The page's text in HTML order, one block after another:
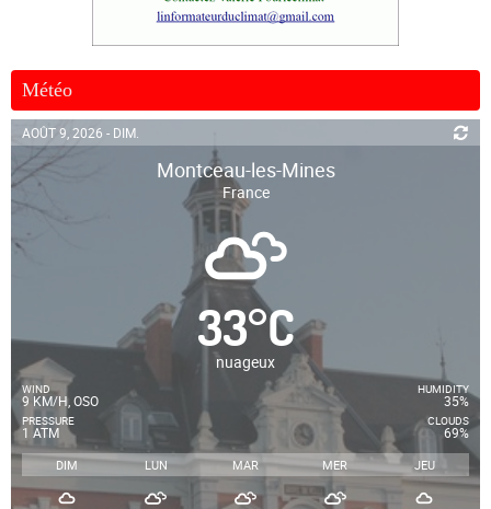
Météo
AOÛT 9, 2026 - DIM.
Montceau-les-Mines
France
33°C
nuageux
WIND
9 KM/H, OSO
PRESSURE
1 ATM
HUMIDITY
35%
CLOUDS
69%
DIM LUN MAR MER JEU